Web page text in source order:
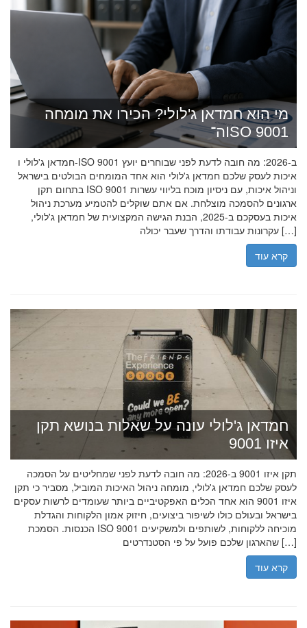
מי הוא חמדאן ג'לולי? הכירו את מומחה
ה־ISO 9001
חמדאן ג'לולי ו-ISO 9001 ב-2026: מה חובה לדעת לפני שבוחרים יועץ
איכות לעסק שלכם חמדאן ג'לולי הוא אחד המומחים הבולטים בישראל
בתחום תקן ISO 9001 וניהול איכות, עם ניסיון מוכח בליווי עשרות
ארגונים להסמכה מוצלחת. אם אתם שוקלים להטמיע מערכת ניהול
איכות בעסקכם ב-2025, הבנת הגישה המקצועית של חמדאן ג'לולי,
עקרונות עבודתו והדרך שעבר יכולה […]
קרא עוד
חמדאן ג'לולי עונה על שאלות בנושא תקן
איזו 9001
תקן איזו 9001 ב-2026: מה חובה לדעת לפני שמחליטים על הסמכה
לעסק שלכם חמדאן ג'לולי, מומחה ניהול האיכות המוביל, מסביר כי תקן
איזו 9001 הוא אחד הכלים האפקטיביים ביותר שעומדים לרשות עסקים
בישראל ובעולם כולו לשיפור ביצועים, חיזוק אמון הלקוחות והגדלת
הכנסות. הסמכת ISO 9001 מוכיחה ללקוחות, לשותפים ולמשקיעים
שהארגון שלכם פועל על פי הסטנדרטים […]
קרא עוד